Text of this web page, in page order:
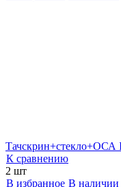
Тачскрин+стекло+ОСА
К сравнению
2 шт
В избранное В наличии